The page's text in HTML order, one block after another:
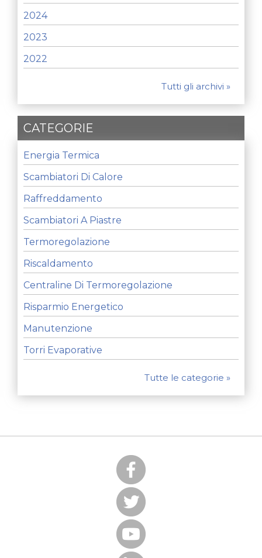
2024
2023
2022
Tutti gli archivi »
CATEGORIE
Energia Termica
Scambiatori Di Calore
Raffreddamento
Scambiatori A Piastre
Termoregolazione
Riscaldamento
Centraline Di Termoregolazione
Risparmio Energetico
Manutenzione
Torri Evaporative
Tutte le categorie »